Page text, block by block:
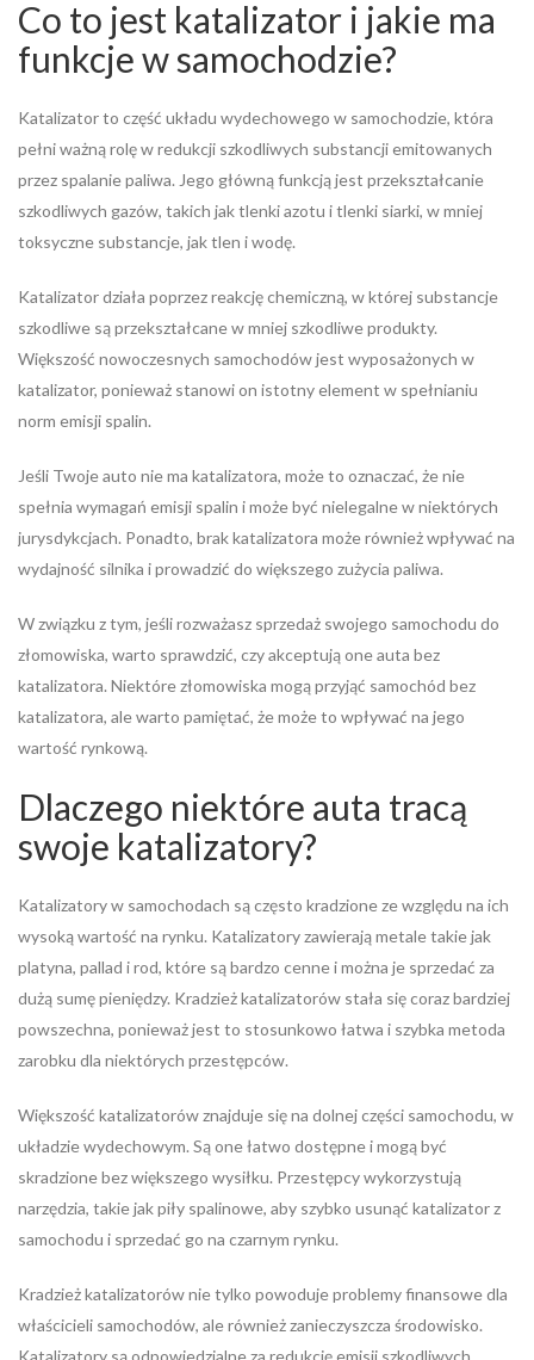
Co to jest katalizator i jakie ma
funkcje w samochodzie?
Katalizator to część układu wydechowego w samochodzie, która
pełni ważną rolę w redukcji szkodliwych substancji emitowanych
przez spalanie paliwa. Jego główną funkcją jest przekształcanie
szkodliwych gazów, takich jak tlenki azotu i tlenki siarki, w mniej
toksyczne substancje, jak tlen i wodę.
Katalizator działa poprzez reakcję chemiczną, w której substancje
szkodliwe są przekształcane w mniej szkodliwe produkty.
Większość nowoczesnych samochodów jest wyposażonych w
katalizator, ponieważ stanowi on istotny element w spełnianiu
norm emisji spalin.
Jeśli Twoje auto nie ma katalizatora, może to oznaczać, że nie
spełnia wymagań emisji spalin i może być nielegalne w niektórych
jurysdykcjach. Ponadto, brak katalizatora może również wpływać na
wydajność silnika i prowadzić do większego zużycia paliwa.
W związku z tym, jeśli rozważasz sprzedaż swojego samochodu do
złomowiska, warto sprawdzić, czy akceptują one auta bez
katalizatora. Niektóre złomowiska mogą przyjąć samochód bez
katalizatora, ale warto pamiętać, że może to wpływać na jego
wartość rynkową.
Dlaczego niektóre auta tracą
swoje katalizatory?
Katalizatory w samochodach są często kradzione ze względu na ich
wysoką wartość na rynku. Katalizatory zawierają metale takie jak
platyna, pallad i rod, które są bardzo cenne i można je sprzedać za
dużą sumę pieniędzy. Kradzież katalizatorów stała się coraz bardziej
powszechna, ponieważ jest to stosunkowo łatwa i szybka metoda
zarobku dla niektórych przestępców.
Większość katalizatorów znajduje się na dolnej części samochodu, w
układzie wydechowym. Są one łatwo dostępne i mogą być
skradzione bez większego wysiłku. Przestępcy wykorzystują
narzędzia, takie jak piły spalinowe, aby szybko usunąć katalizator z
samochodu i sprzedać go na czarnym rynku.
Kradzież katalizatorów nie tylko powoduje problemy finansowe dla
właścicieli samochodów, ale również zanieczyszcza środowisko.
Katalizatory są odpowiedzialne za redukcję emisji szkodliwych